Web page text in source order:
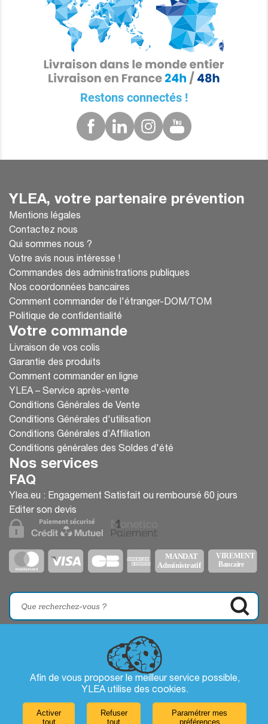
Afin de vous proposer le meilleur service possible,
YLEA utilise des cookies.
Activer
tout
Refuser
tout
Paramétrer mes
préférences
Restons connectés !
YLEA, votre partenaire prévention
Mentions légales
Contactez nous
Qui sommes nous ?
Votre avis nous intéresse !
Commandes des administrations publiques
Nos coordonnées bancaires
Comment commander de l'étranger-DOM/TOM
Politique de confidentialité
Votre commande
Livraison de vos colis
Garantie des produits
Comment commander en ligne
YLEA – Service après-vente
Conditions Générales de Vente
Conditions Générales d'utilisation
Conditions Générales d’Affiliation
Conditions générales des Soldes d'été
Nos services
FAQ
Ylea.eu : Engagement Satisfait ou remboursé 60 jours
Editer son devis